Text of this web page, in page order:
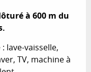
à 600 m du
lave-vaisselle,
TV, machine à